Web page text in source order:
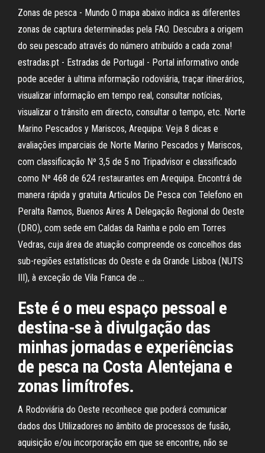
Zonas de pesca - Mundo O mapa abaixo indica as diferentes
zonas de captura determinadas pela FAO. Descubra a origem
do seu pescado através do número atribuído a cada zona!
estradas.pt - Estradas de Portugal - Portal informativo onde
pode aceder à ultima informação rodoviária, traçar itinerários,
visualizar informação em tempo real, consultar notícias,
visualizar o trânsito em directo, consultar o tempo, etc. Norte
Marino Pescados y Mariscos, Arequipa: Veja 8 dicas e
avaliações imparciais de Norte Marino Pescados y Mariscos,
com classificação Nº 3,5 de 5 no Tripadvisor e classificado
como Nº 468 de 624 restaurantes em Arequipa. Encontrá de
manera rápida y gratuita Articulos De Pesca con Telefono en
Peralta Ramos, Buenos Aires A Delegação Regional do Oeste
(DRO), com sede em Caldas da Rainha e polo em Torres
Vedras, cuja área de atuação compreende os concelhos das
sub-regiões estatísticas do Oeste e da Grande Lisboa (NUTS
III), à exceção de Vila Franca de …
Este é o meu espaço pessoal e
destina-se à divulgação das
minhas jornadas e experiências
de pesca na Costa Alentejana e
zonas limítrofes.
A Rodoviária do Oeste reconhece que poderá comunicar
dados dos Utilizadores no âmbito de processos de fusão,
aquisição e/ou incorporação em que se encontre, não se